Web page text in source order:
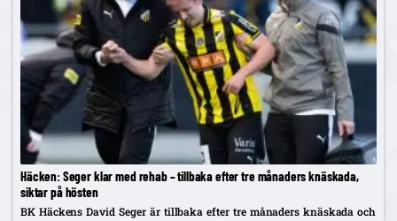
Häcken: Seger klar med rehab – tillbaka efter tre månaders knäskada,
siktar på hösten
BK Häckens David Seger är tillbaka efter tre månaders knäskada och